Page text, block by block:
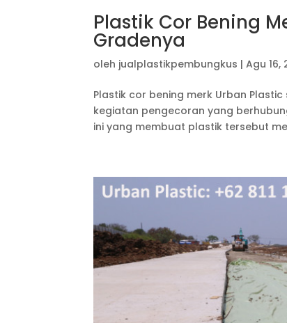
Plastik Cor Bening
Gradenya
oleh jualplastikpembungkus |Agu 16,
Plastik cor bening merk Urban
kegiatan pengecoran yang
ini yang membuat plastik tersebut